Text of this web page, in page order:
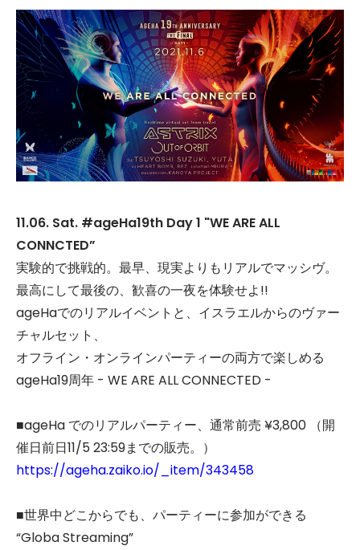
11.06. Sat. #ageHa19th Day 1 "WE ARE ALL
CONNCTED”
実験的で挑戦的。最早、現実よりもリアルでマッシヴ。
最高にして最後の、歓喜の一夜を体験せよ!!
ageHaでのリアルイベントと、イスラエルからのヴァー
チャルセット、
オフライン・オンラインパーティーの両方で楽しめる
ageHa19周年 - WE ARE ALL CONNECTED -
■ageHa でのリアルパーティー、通常前売 ¥3,800 （開
催日前日11/5 23:59までの販売。）
https://ageha.zaiko.io/_item/343458
■世界中どこからでも、パーティーに参加ができる
“Globa Streaming”